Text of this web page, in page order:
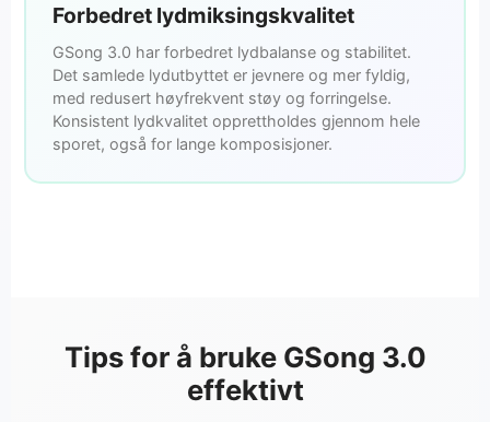
Forbedret lydmiksingskvalitet
GSong 3.0 har forbedret lydbalanse og stabilitet.
Det samlede lydutbyttet er jevnere og mer fyldig,
med redusert høyfrekvent støy og forringelse.
Konsistent lydkvalitet opprettholdes gjennom hele
sporet, også for lange komposisjoner.
Tips for å bruke GSong 3.0
effektivt